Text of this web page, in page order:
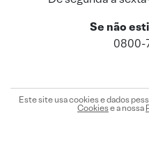
Se não
0800-
Este site usa cookies e dados
Cookiese a nossa